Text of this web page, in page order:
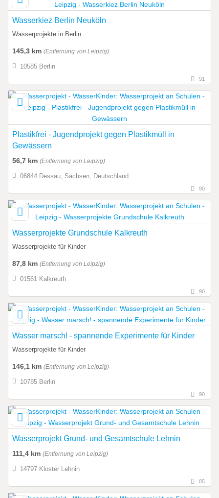
Wasserkiez Berlin Neuköln
Wasserprojekte in Berlin
145,3 km (Entfernung von Leipzig)
10585 Berlin
91
Plastikfrei - Jugendprojekt gegen Plastikmüll in
Gewässern
56,7 km (Entfernung von Leipzig)
06844 Dessau, Sachsen, Deutschland
90
Wasserprojekte Grundschule Kalkreuth
Wasserprojekte für Kinder
87,8 km (Entfernung von Leipzig)
01561 Kalkreuth
90
Wasser marsch! - spannende Experimente für Kinder
Wasserprojekte für Kinder
146,1 km (Entfernung von Leipzig)
10785 Berlin
90
Wasserprojekt Grund- und Gesamtschule Lehnin
111,4 km (Entfernung von Leipzig)
14797 Kloster Lehnin
85